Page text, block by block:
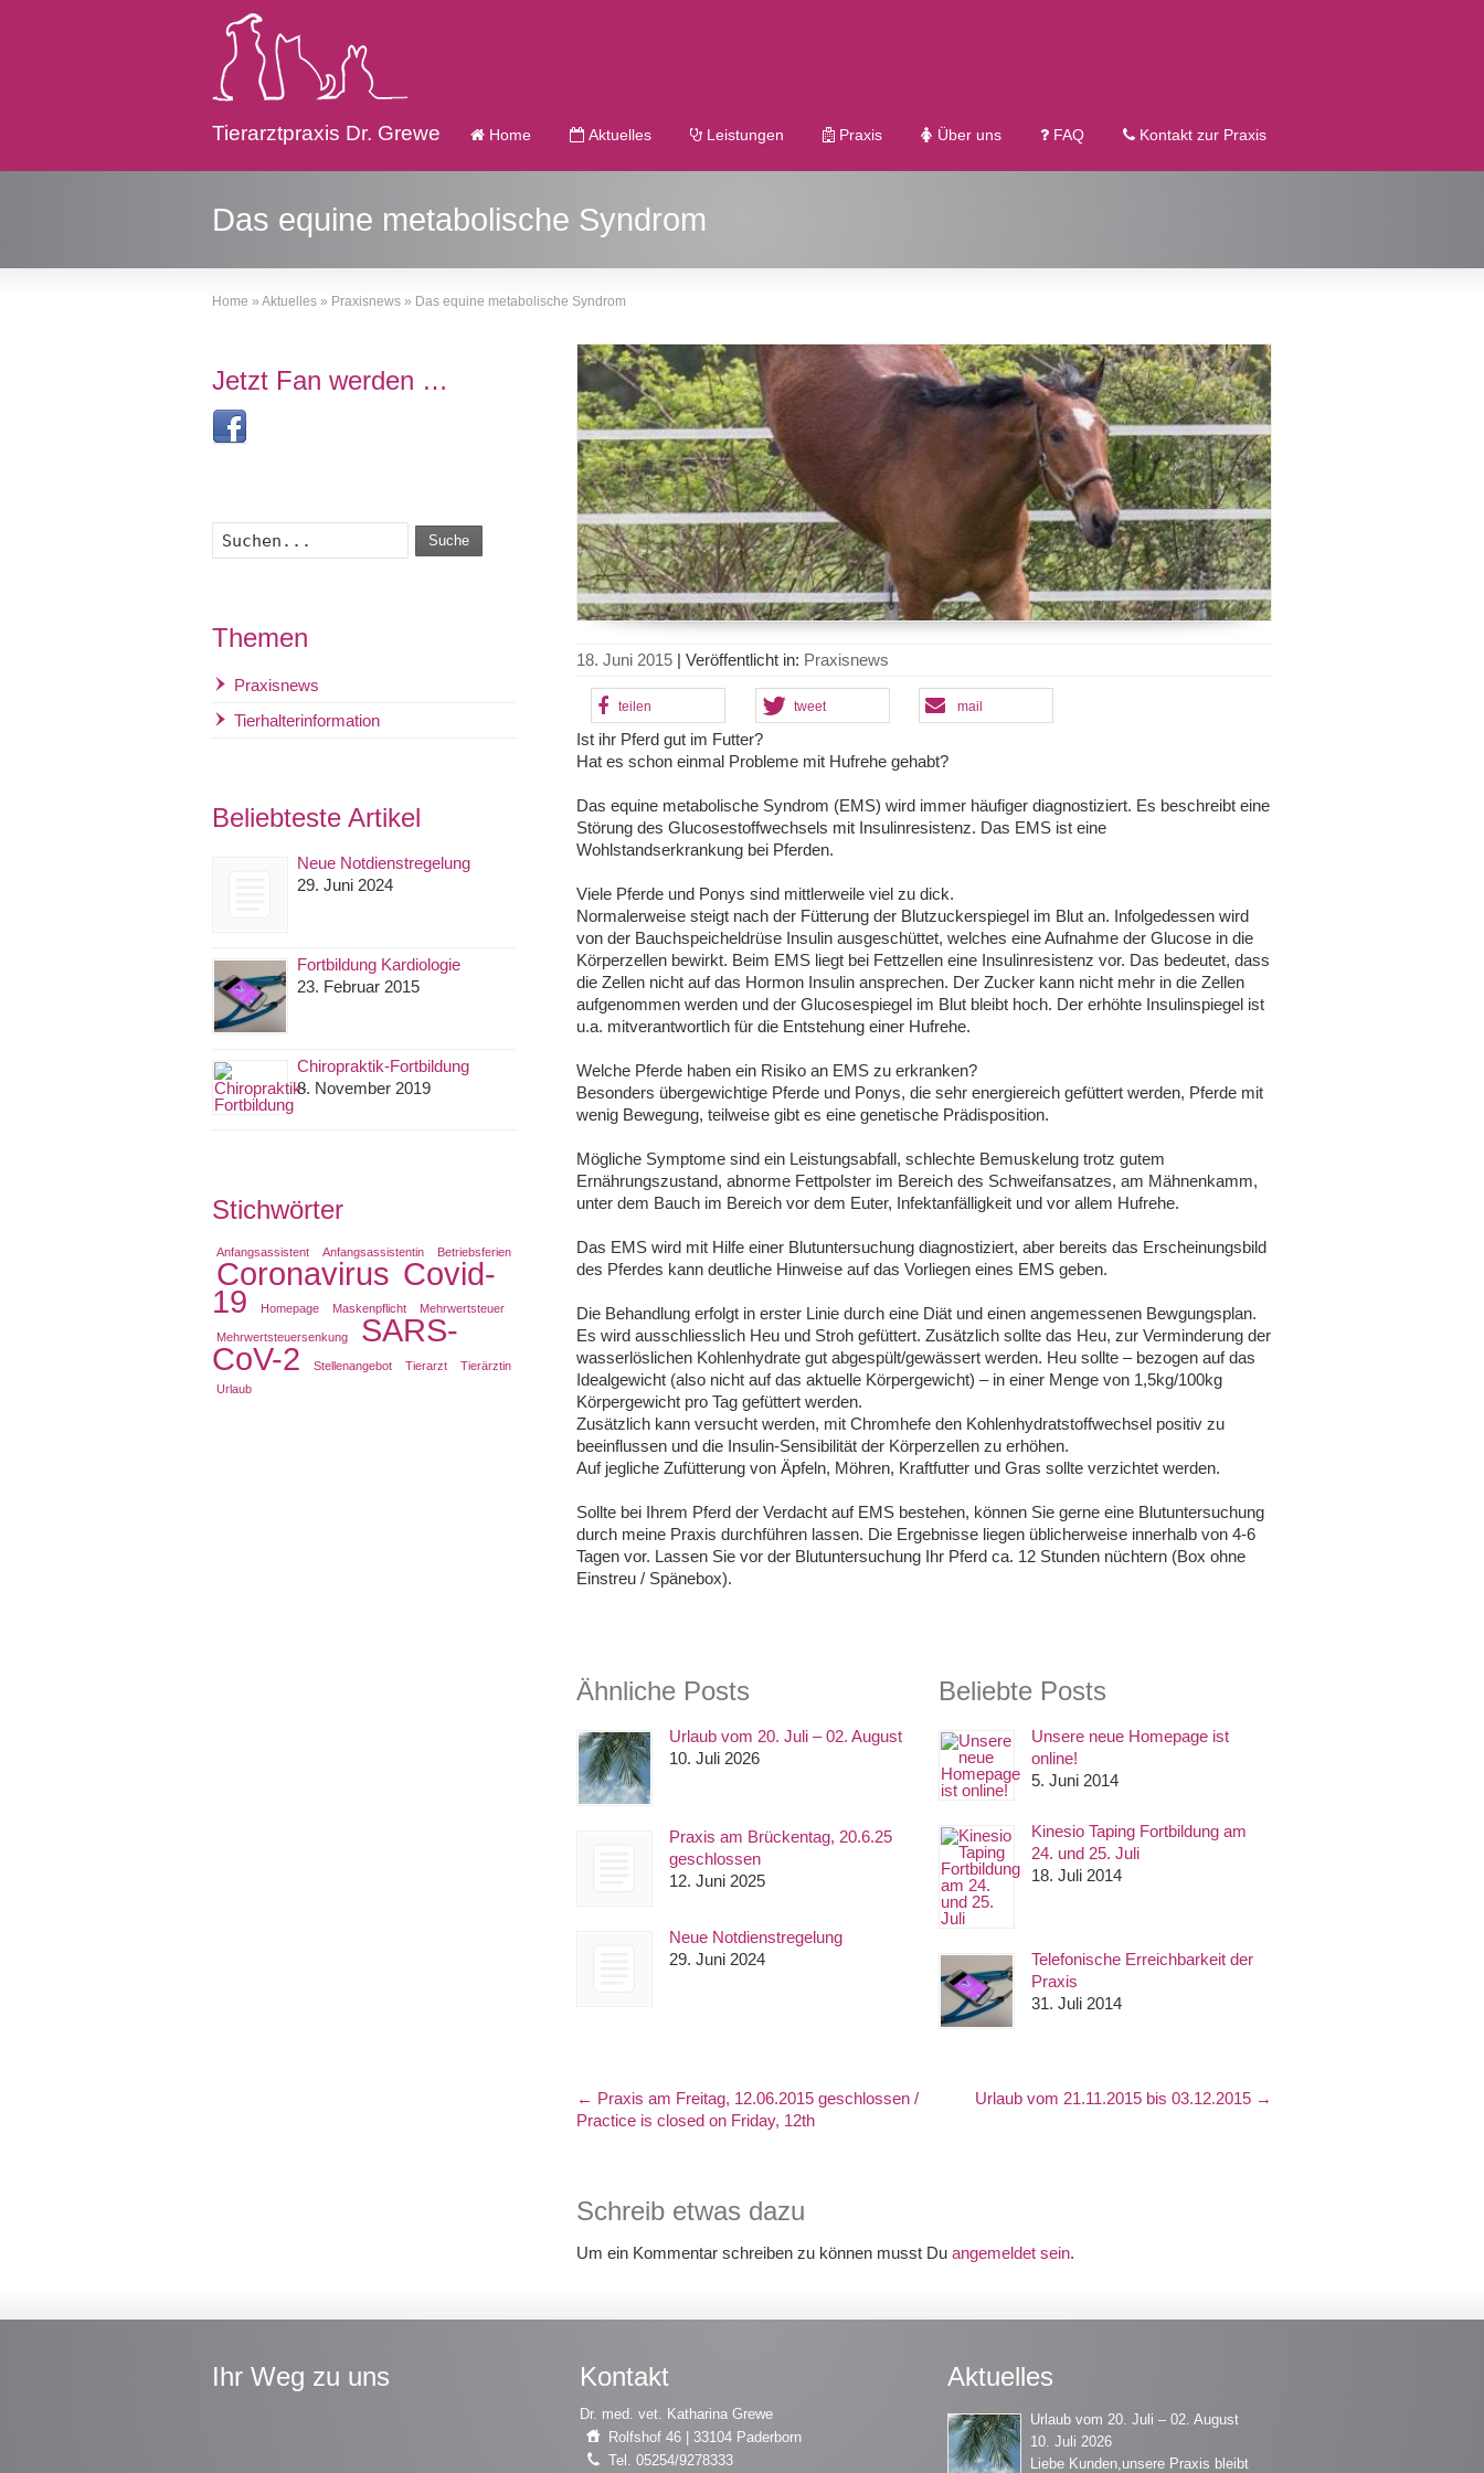
Tierarztpraxis Dr. Grewe Home Aktuelles Leistungen Praxis Über uns FAQ Kontakt zur Praxis
Das equine metabolische Syndrom
Home » Aktuelles » Praxisnews » Das equine metabolische Syndrom
18. Juni 2015 | Veröffentlicht in: Praxisnews
teilen tweet mail
Ist ihr Pferd gut im Futter?
Hat es schon einmal Probleme mit Hufrehe gehabt?
Das equine metabolische Syndrom (EMS) wird immer häufiger diagnostiziert. Es beschreibt eine
Störung des Glucosestoffwechsels mit Insulinresistenz. Das EMS ist eine
Wohlstandserkrankung bei Pferden.
Viele Pferde und Ponys sind mittlerweile viel zu dick.
Normalerweise steigt nach der Fütterung der Blutzuckerspiegel im Blut an. Infolgedessen wird
von der Bauchspeicheldrüse Insulin ausgeschüttet, welches eine Aufnahme der Glucose in die
Körperzellen bewirkt. Beim EMS liegt bei Fettzellen eine Insulinresistenz vor. Das bedeutet, dass
die Zellen nicht auf das Hormon Insulin ansprechen. Der Zucker kann nicht mehr in die Zellen
aufgenommen werden und der Glucosespiegel im Blut bleibt hoch. Der erhöhte Insulinspiegel ist
u.a. mitverantwortlich für die Entstehung einer Hufrehe.
Welche Pferde haben ein Risiko an EMS zu erkranken?
Besonders übergewichtige Pferde und Ponys, die sehr energiereich gefüttert werden, Pferde mit
wenig Bewegung, teilweise gibt es eine genetische Prädisposition.
Mögliche Symptome sind ein Leistungsabfall, schlechte Bemuskelung trotz gutem
Ernährungszustand, abnorme Fettpolster im Bereich des Schweifansatzes, am Mähnenkamm,
unter dem Bauch im Bereich vor dem Euter, Infektanfälligkeit und vor allem Hufrehe.
Das EMS wird mit Hilfe einer Blutuntersuchung diagnostiziert, aber bereits das Erscheinungsbild
des Pferdes kann deutliche Hinweise auf das Vorliegen eines EMS geben.
Die Behandlung erfolgt in erster Linie durch eine Diät und einen angemessenen Bewgungsplan.
Es wird ausschliesslich Heu und Stroh gefüttert. Zusätzlich sollte das Heu, zur Verminderung der
wasserlöslichen Kohlenhydrate gut abgespült/gewässert werden. Heu sollte – bezogen auf das
Idealgewicht (also nicht auf das aktuelle Körpergewicht) – in einer Menge von 1,5kg/100kg
Körpergewicht pro Tag gefüttert werden.
Zusätzlich kann versucht werden, mit Chromhefe den Kohlenhydratstoffwechsel positiv zu
beeinflussen und die Insulin-Sensibilität der Körperzellen zu erhöhen.
Auf jegliche Zufütterung von Äpfeln, Möhren, Kraftfutter und Gras sollte verzichtet werden.
Sollte bei Ihrem Pferd der Verdacht auf EMS bestehen, können Sie gerne eine Blutuntersuchung
durch meine Praxis durchführen lassen. Die Ergebnisse liegen üblicherweise innerhalb von 4-6
Tagen vor. Lassen Sie vor der Blutuntersuchung Ihr Pferd ca. 12 Stunden nüchtern (Box ohne
Einstreu / Spänebox).
Ähnliche Posts
Urlaub vom 20. Juli – 02. August
10. Juli 2026
Praxis am Brückentag, 20.6.25
geschlossen
12. Juni 2025
Neue Notdienstregelung
29. Juni 2024
Beliebte Posts
Unsere neue Homepage ist
online!
5. Juni 2014
Kinesio Taping Fortbildung am
24. und 25. Juli
18. Juli 2014
Telefonische Erreichbarkeit der
Praxis
31. Juli 2014
← Praxis am Freitag, 12.06.2015 geschlossen /
Practice is closed on Friday, 12th
Urlaub vom 21.11.2015 bis 03.12.2015 →
Schreib etwas dazu
Um ein Kommentar schreiben zu können musst Du angemeldet sein.
Jetzt Fan werden …
Suche
Themen
Praxisnews
Tierhalterinformation
Beliebteste Artikel
Neue Notdienstregelung
29. Juni 2024
Fortbildung Kardiologie
23. Februar 2015
Chiropraktik-Fortbildung
8. November 2019
Stichwörter
Anfangsassistent Anfangsassistentin Betriebsferien
Coronavirus Covid-
19 Homepage Maskenpflicht Mehrwertsteuer
Mehrwertsteuersenkung SARS-
CoV-2 Stellenangebot Tierarzt
Tierärztin
Urlaub
Ihr Weg zu uns Kontakt
Dr. med. vet. Katharina Grewe
Rolfshof 46 | 33104 Paderborn
Tel. 05254/9278333
Aktuelles
Urlaub vom 20. Juli – 02. August
10. Juli 2026
Liebe Kunden,unsere Praxis bleibt